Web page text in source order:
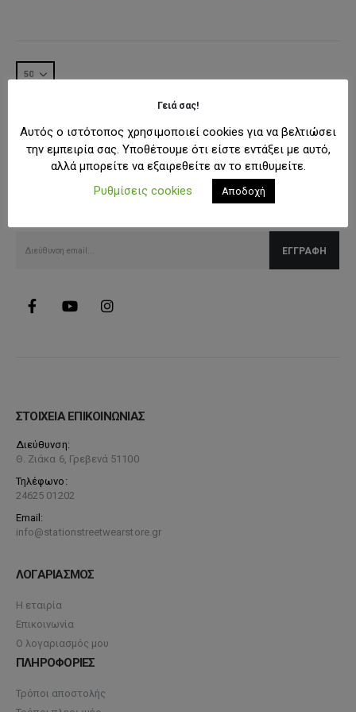
SUBSCRIBE NEWSLETTER
Λάβετε όλες τις τελευταίες πληροφορίες για εκπτώσεις και
ΣΤΟΙΧΕΙΑ ΕΠΙΚΟΙΝΩΝΙΑΣ
Διεύθυνση:
Θ. Ζιάκα 6, Γρεβενά 51100
Τηλέφωνο:
24625 01202
Email:
info@stationstreetwearstore.gr
ΛΟΓΑΡΙΑΣΜΟΣ
Η εταιρία
Επικοινωνία
Ο λογαριασμός μου
ΠΛΗΡΟΦΟΡΙΕΣ
Τρόποι αποστολής
Γειά σας!
Αυτός ο ιστότοπος χρησιμοποιεί cookies για να βελτιώσει
την εμπειρία σας. Υποθέτουμε ότι είστε εντάξει με αυτό,
αλλά μπορείτε να εξαιρεθείτε αν το επιθυμείτε.
Ρυθμίσεις cookies
Αποδοχή